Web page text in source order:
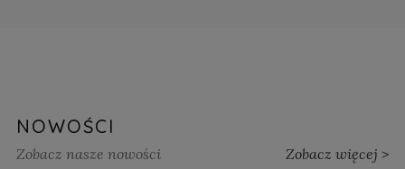
NOWOŚCI
Zobacz nasze nowości Zobacz więcej >